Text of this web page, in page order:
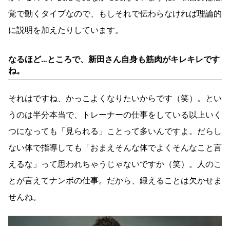
覚で動くタイプなので、もしそれで伝わらなければ理論的
に説明を加えたりしています。
なるほど…ところで、新田さん自身も筋肉がキレキレです
ね。
それはですね、かっこよくなりたいからです（笑）。とい
うのは半分本当で、トレーナーの仕事をしている以上いく
つになっても「見られる」ことって多いんですよ。だらし
ない体で指導しても「おまえそんな体でよくそんなこと言
えるな」って思われちゃうじゃないですか（笑）。人のこ
とが言えてナンボの仕事。だから、鍛えることは欠かせま
せんね。